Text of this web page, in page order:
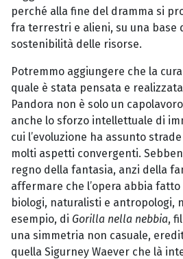
perché alla fine del dramma si
fra terrestri e alieni, su una base
sostenibilità delle risorse.
Potremmo aggiungere che la
quale è stata pensata e
Pandora non è solo un
anche lo sforzo intellettuale di
cui l’evoluzione ha assunto
molti aspetti convergenti.
regno della fantasia, anzi della
affermare che l’opera abbia
biologi, naturalisti e antropologi,
esempio, di Gorilla nella nebbia,
una simmetria non casuale,
quella Sigurney Waever che là